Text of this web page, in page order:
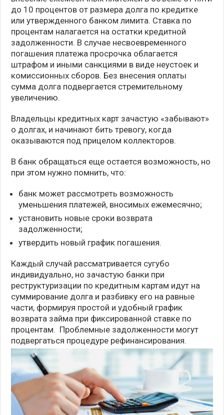
до 10 процентов от размера долга по кредитке
или утвержденного банком лимита. Ставка по
процентам налагается на остатки кредитной
задолженности. В случае несвоевременного
погашения платежа просрочка облагается
штрафом и иными санкциями в виде неустоек и
комиссионных сборов. Без внесения оплаты
сумма долга подвергается стремительному
увеличению.
Владельцы кредитных карт зачастую «забывают»
о долгах, и начинают бить тревогу, когда
оказываются под прицелом коллекторов.
В банк обращаться еще остается возможность, но
при этом нужно помнить, что:
банк может рассмотреть возможность
уменьшения платежей, вносимых ежемесячно;
установить новые сроки возврата
задолженности;
утвердить новый график погашения.
Каждый случай рассматривается сугубо
индивидуально, но зачастую банки при
реструктуризации по кредитным картам идут на
суммирование долга и разбивку его на равные
части, формируя простой и удобный график
возврата займа при фиксированной ставке по
процентам. Проблемные задолженности могут
подвергаться процедуре рефинансирования.